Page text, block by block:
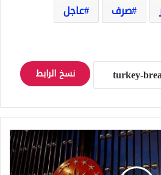
صرف
عاجل
نسخ الرابط